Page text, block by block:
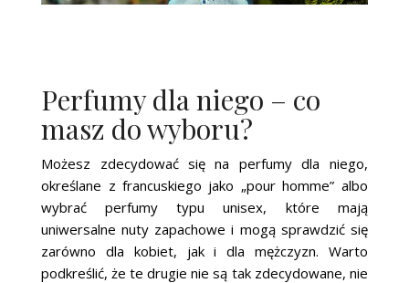
Perfumy dla niego – co
masz do wyboru?
Możesz zdecydować się na perfumy dla niego,
określane z francuskiego jako „pour homme” albo
wybrać perfumy typu unisex, które mają
uniwersalne nuty zapachowe i mogą sprawdzić się
zarówno dla kobiet, jak i dla mężczyzn. Warto
podkreślić, że te drugie nie są tak zdecydowane, nie